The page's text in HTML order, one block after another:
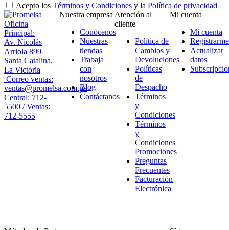
Acepto los Términos y Condiciones y la Política de privacidad
Oficina
Principal:
Av. Nicolás
Arriola 899
Santa Catalina,
La Victoria
Correo ventas:
ventas@promelsa.com.pe
Central: 712-
5500 / Ventas:
712-5555
Nuestra empresa
Conócenos
Nuestras
tiendas
Trabaja
con
nosotros
Blog
Contáctanos
Atención al
cliente
Política de
Cambios y
Devoluciones
Políticas
de
Despacho
Términos
y
Condiciones
Términos
y
Condiciones
Promociones
Preguntas
Frecuentes
Facturación
Electrónica
Mi cuenta
Mi cuenta
Registrarme
Actualizar
datos